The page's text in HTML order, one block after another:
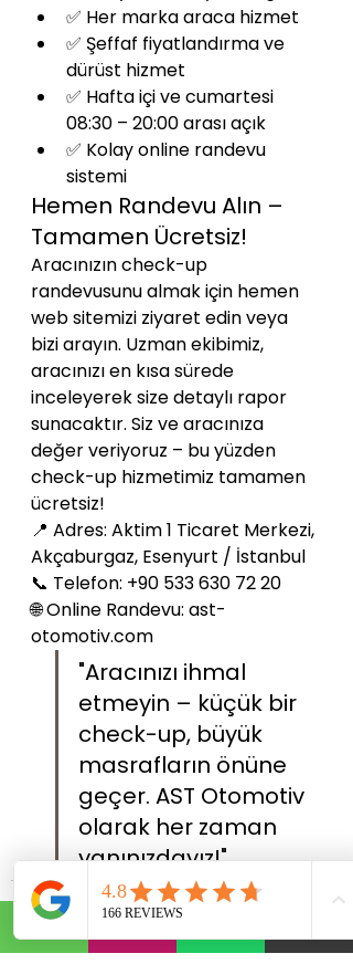
✅ Her marka araca hizmet
✅ Şeffaf fiyatlandırma ve
dürüst hizmet
✅ Hafta içi ve cumartesi
08:30 – 20:00 arası açık
✅ Kolay online randevu
sistemi
Hemen Randevu Alın –
Tamamen Ücretsiz!
Aracınızın check-up
randevusunu almak için hemen
web sitemizi ziyaret edin veya
bizi arayın. Uzman ekibimiz,
aracınızı en kısa sürede
inceleyerek size detaylı rapor
sunacaktır. Siz ve aracınıza
değer veriyoruz – bu yüzden
check-up hizmetimiz tamamen
ücretsiz!
📍 Adres: Aktim 1 Ticaret Merkezi,
Akçaburgaz, Esenyurt / İstanbul
📞 Telefon: +90 533 630 72 20
🌐 Online Randevu: ast-
otomotiv.com
"Aracınızı ihmal
etmeyin – küçük bir
check-up, büyük
masrafların önüne
geçer. AST Otomotiv
olarak her zaman
yanınızdayız!"